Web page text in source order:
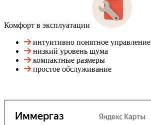
Комфорт в эксплуатации
интуитивно понятное управление
низкий уровень шума
компактные размеры
простое обслуживание